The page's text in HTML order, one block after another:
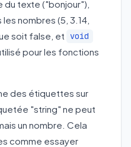
texte ("bonjour"),
nombres (5, 3.14,
soit false, et void
pour les fonctions
des étiquettes sur
"string" ne peut
un nombre. Cela
comme essayer